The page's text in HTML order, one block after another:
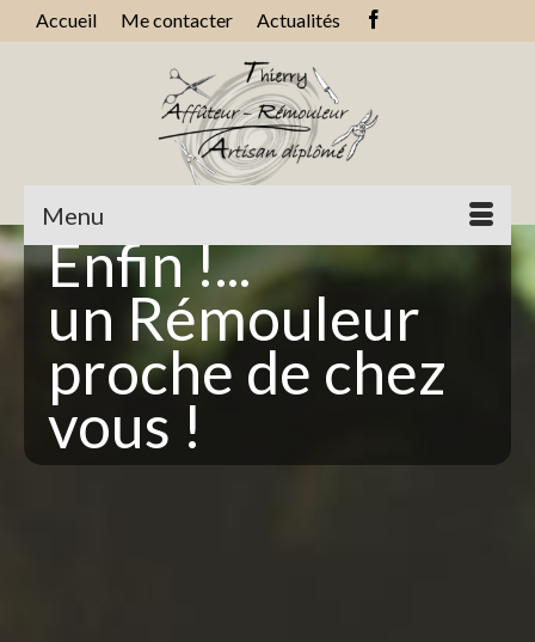
Accueil Me contacter Actualités
Menu
Enfin !...
un Rémouleur
proche de chez
vous !